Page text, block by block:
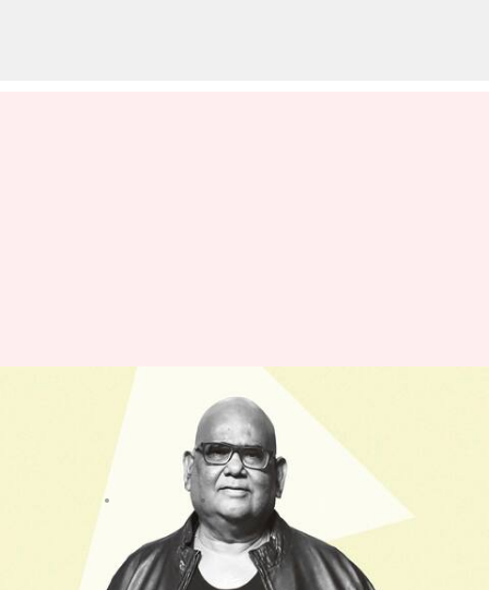
जयंती विशेष: सतीश कौशिक को
कैसे मिली करियर की पहली फिल्म
'मंडी'? निकाली थी ये तरकीब
Apr 13, 2023 08:06 am
क्या है खबर?